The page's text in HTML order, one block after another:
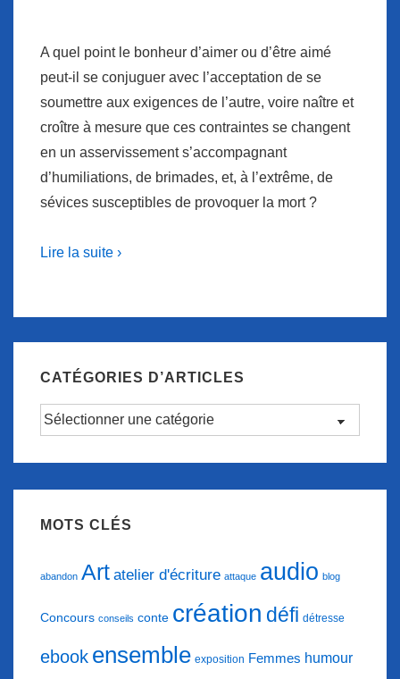
A quel point le bonheur d’aimer ou d’être aimé
peut-il se conjuguer avec l’acceptation de se
soumettre aux exigences de l’autre, voire naître et
croître à mesure que ces contraintes se changent
en un asservissement s’accompagnant
d’humiliations, de brimades, et, à l’extrême, de
sévices susceptibles de provoquer la mort ?
Lire la suite ›
CATÉGORIES D’ARTICLES
Catégories
MOTS CLÉS
abandon Art atelier d'écriture attaque audio blog
Concours conseils conte création défi détresse
ebook ensemble exposition Femmes humour